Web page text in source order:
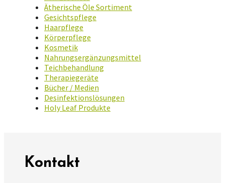
Ätherische Öle Sortiment
Gesichtspflege
Haarpflege
Körperpflege
Kosmetik
Nahrungsergänzungsmittel
Teichbehandlung
Therapiegeräte
Bücher / Medien
Desinfektionslösungen
Holy Leaf Produkte
Kontakt